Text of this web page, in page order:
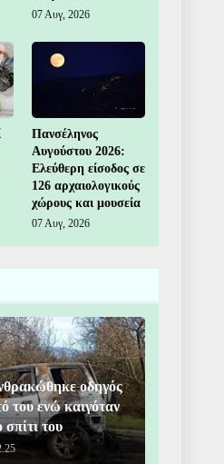
07 Αυγ, 2026
Πανσέληνος
Αυγούστου 2026:
Ελεύθερη είσοδος σε
126 αρχαιολογικούς
χώρους και μουσεία
07 Αυγ, 2026
οδηγός
του ενώ καιγόταν
σπίτι του